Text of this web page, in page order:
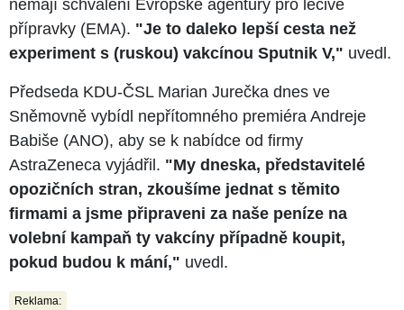
nemají schválení Evropské agentury pro léčivé
přípravky (EMA). "Je to daleko lepší cesta než
experiment s (ruskou) vakcínou Sputnik V," uvedl.
Předseda KDU-ČSL Marian Jurečka dnes ve
Sněmovně vybídl nepřítomného premiéra Andreje
Babiše (ANO), aby se k nabídce od firmy
AstraZeneca vyjádřil. "My dneska, představitelé
opozičních stran, zkoušíme jednat s těmito
firmami a jsme připraveni za naše peníze na
volební kampaň ty vakcíny případně koupit,
pokud budou k mání," uvedl.
Reklama: